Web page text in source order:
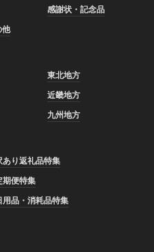
感謝状・記念品
他
東北地方
近畿地方
九州地方
あり返礼品特集
期便特集
用品・消耗品特集